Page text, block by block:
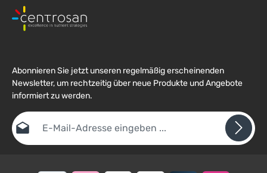
Abonnieren Sie jetzt unseren regelmäßig erscheinenden
Newsletter, um rechtzeitig über neue Produkte und Angebote
informiert zu werden.
E-Mail-Adresse*